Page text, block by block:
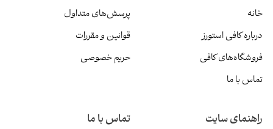
خانه
درباره کافی استورز
فروشگاه‌های کافی
تماس با ما
پرسش‌های متداول
قوانین و مقررات
حریم خصوصی
راهنمای سایت تماس با ما